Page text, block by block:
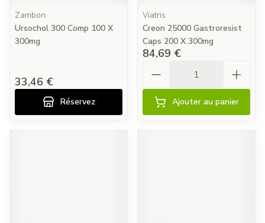
Zambon
Ursochol 300 Comp 100 X
300mg
33,46 €
Réservez
Viatris
Creon 25000 Gastroresist
Caps 200 X 300mg
84,69 €
Ajouter au panier